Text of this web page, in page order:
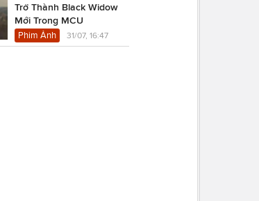
Trở Thành Black Widow
Mới Trong MCU
Phim Ảnh 31/07, 16:47